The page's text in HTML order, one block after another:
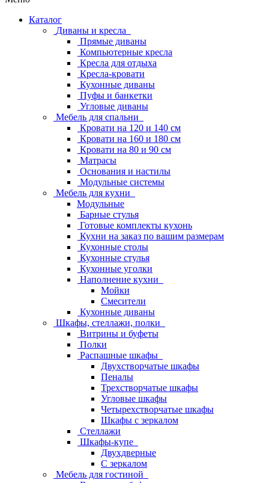
Каталог
Диваны и кресла
Прямые диваны
Компьютерные кресла
Кресла для отдыха
Кресла-кровати
Кухонные диваны
Пуфы и банкетки
Угловые диваны
Мебель для спальни
Кровати на 120 и 140 см
Кровати на 160 и 180 см
Кровати на 80 и 90 см
Матрасы
Основания и настилы
Модульные системы
Мебель для кухни
Модульные
Барные стулья
Готовые комплекты кухонь
Кухни на заказ по вашим размерам
Кухонные столы
Кухонные стулья
Кухонные уголки
Наполнение кухни
Мойки
Смесители
Кухонные диваны
Шкафы, стеллажи, полки
Витрины и буфеты
Полки
Распашные шкафы
Двухстворчатые шкафы
Пеналы
Трехстворчатые шкафы
Угловые шкафы
Четырехстворчатые шкафы
Шкафы с зеркалом
Стеллажи
Шкафы-купе
Двухдверные
С зеркалом
Мебель для гостиной